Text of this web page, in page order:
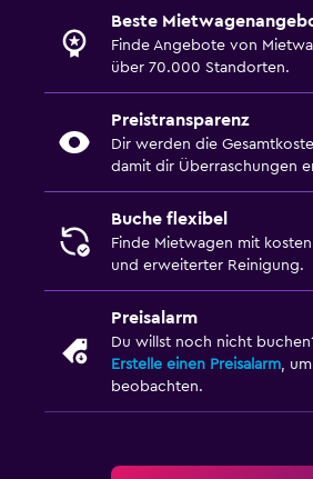
Beste
Finde Angebote von
über 70.000 Standorten.
Preistransparenz
Dir werden die
damit dir Überraschungen
Buche flexibel
Finde Mietwagen mit
und erweiterter Reinigung.
Preisalarm
Du willst noch nicht
Erstelle einen Preisalarm,
beobachten.